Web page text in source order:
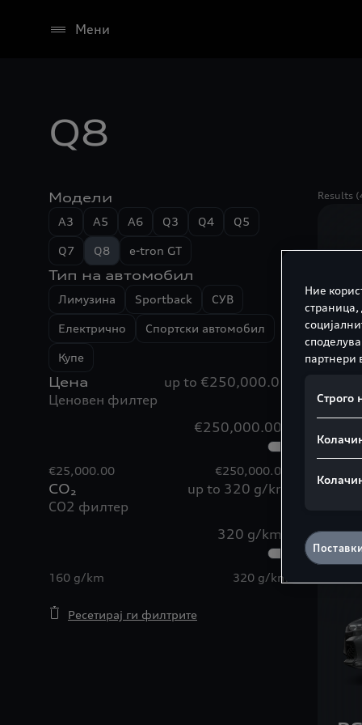
Мени
Q8
Модели
A3 A5 A6 Q3 Q4 Q5
Q7 Q8 e-tron GT
Тип на автомобил
Лимузина Sportback СУВ
Електрично Спортски автомобил
Купе
Цена
up to €250,000.00
Ценовен филтер
€250,000.00
€25,000.00 €250,000.00
CO₂
up to 320 g/km
CO2 филтер
320 g/km
160 g/km 320 g/km
Ресетирај ги филтрите
Results
Ние
партнери
Строго